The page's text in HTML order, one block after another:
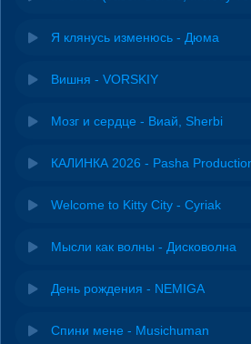
Я клянусь изменюсь - Дюма
Вишня - VORSKIY
Мозг и сердце - Виай, Sherbi
КАЛИНКА 2026 - Pasha
Welcome to Kitty City - Cyriak
Мысли как волны - Дисковолна
День рождения - NEMIGA
Спини мене - Musichuman